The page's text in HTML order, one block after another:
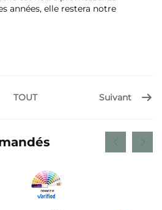
années, elle restera notre
TOUT Suivant